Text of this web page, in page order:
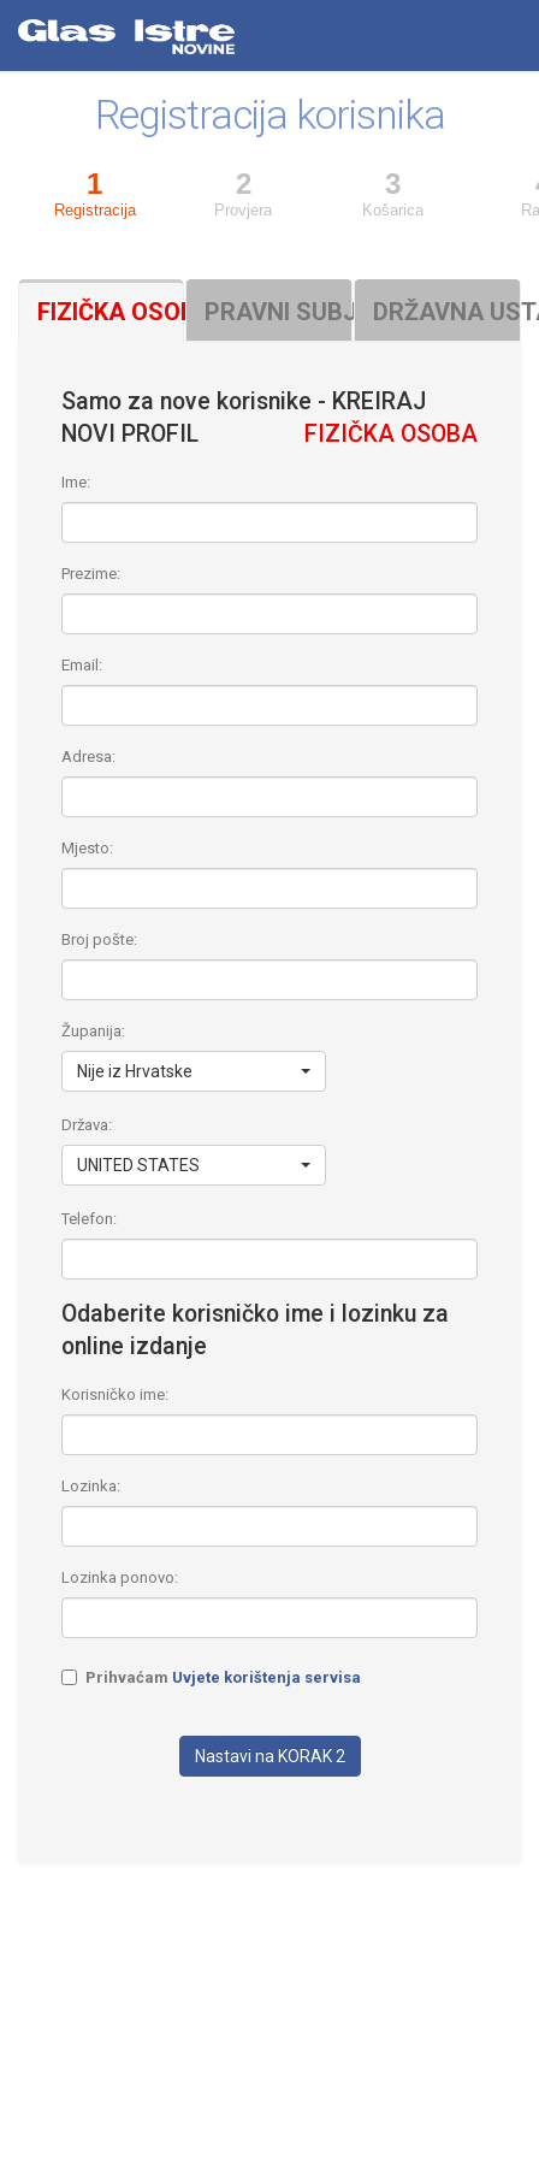
Registracija korisnika
1
Registracija
2
Provjera
3
Košarica
FIZIČKA OSOBA (B2C)PRAVNI SUBJEKT (B2B)
DRŽAVNA
Samo za nove korisnike - KREIRAJ
NOVI PROFIL
FIZIČKA OSOBA
Ime:
Prezime:
Email:
Adresa:
Mjesto:
Broj pošte:
Županija:
Nije iz Hrvatske
Država:
UNITED STATES
Telefon:
Odaberite korisničko ime i lozinku za
online izdanje
Korisničko ime:
Lozinka:
Lozinka ponovo:
Prihvaćam Uvjete korištenja servisa